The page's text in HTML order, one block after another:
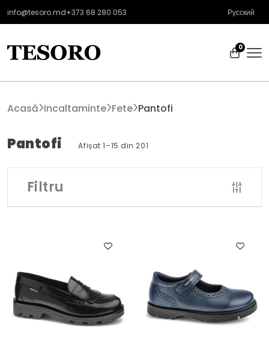
info@tesoro.md+373 68 280 053 Русский
0
Acasă Incaltaminte Fete Pantofi
Pantofi Afișat 1–15 din 201
Filtru